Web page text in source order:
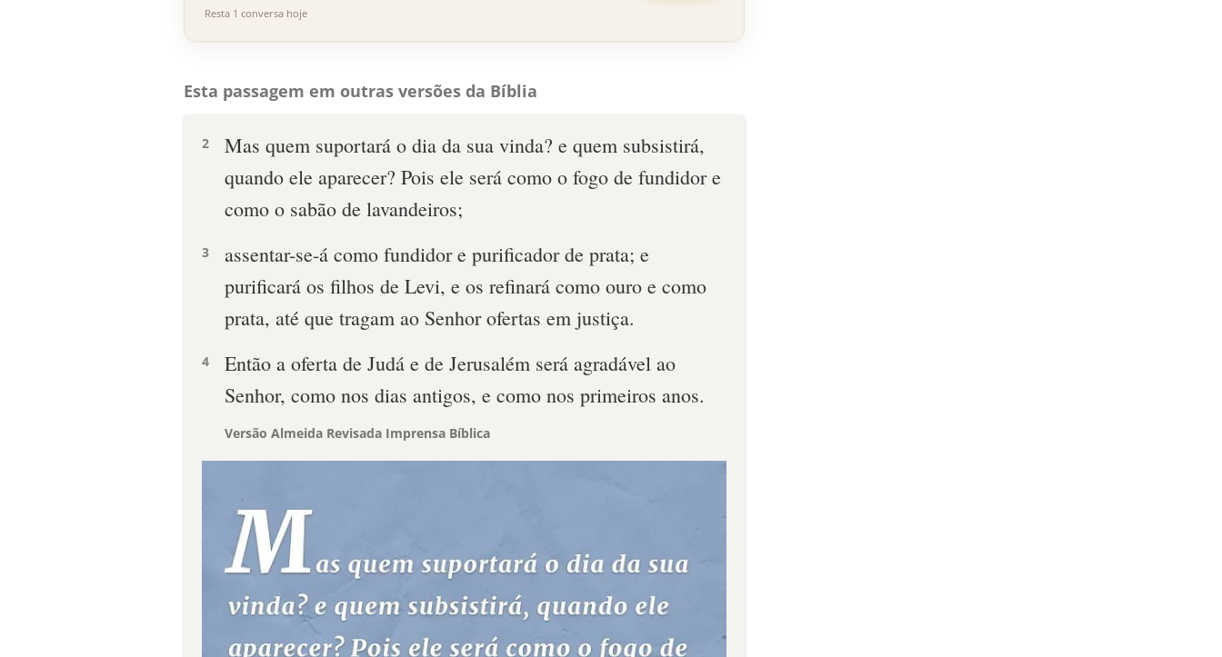
Resta 1 conversa hoje
Esta passagem em outras versões da Bíblia
2
Mas quem suportará o dia da sua vinda? e quem subsistirá,
quando ele aparecer? Pois ele será como o fogo de fundidor e
como o sabão de lavandeiros;
3
assentar-se-á como fundidor e purificador de prata; e
purificará os filhos de Levi, e os refinará como ouro e como
prata, até que tragam ao Senhor ofertas em justiça.
4
Então a oferta de Judá e de Jerusalém será agradável ao
Senhor, como nos dias antigos, e como nos primeiros anos.
Versão Almeida Revisada Imprensa Bíblica